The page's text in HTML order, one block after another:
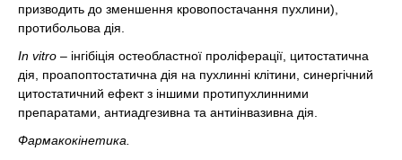
призводить до зменшення кровопостачання пухлини),
протибольова дія.
In vitro – інгібіція остеобластної проліферації, цитостатична
дія, проапоптостатична дія на пухлинні клітини, синергічний
цитостатичний ефект з іншими протипухлинними
препаратами, антиадгезивна та антиінвазивна дія.
Фармакокінетика.